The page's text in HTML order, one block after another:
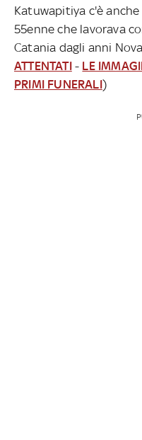
Katuwapitiya c'è
55enne che lavorava
Catania dagli anni
ATTENTATI- LE
PRIMI FUNERALI)